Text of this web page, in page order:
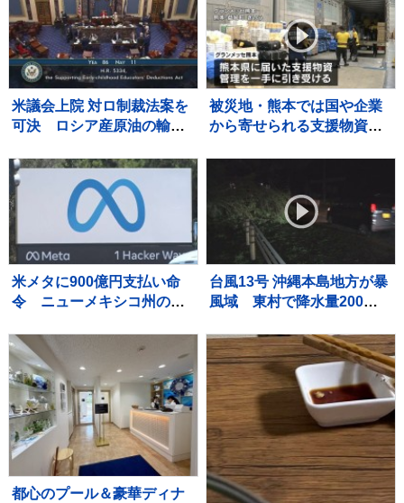
ンプ大会
米議会上院 対ロ制裁法案を
可決 ロシア産原油の輸入
被災地・熊本では国や企業
から寄せられる支援物資の
米メタに900億円支払い命
令 ニューメキシコ州の裁
求
台風13号 沖縄本島地方が暴
風域 東村で降水量200ミ
4000戸停電
都心のプール＆豪華ディナ